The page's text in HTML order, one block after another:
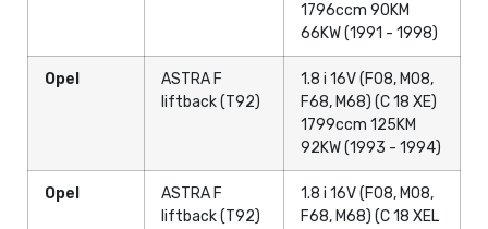
1796ccm 90KM
66KW (1991 - 1998)
Opel
ASTRA F
liftback (T92)
1.8 i 16V (F08, M08,
F68, M68) (C 18 XE)
1799ccm 125KM
92KW (1993 - 1994)
Opel
ASTRA F
liftback (T92)
1.8 i 16V (F08, M08,
F68, M68) (C 18 XEL